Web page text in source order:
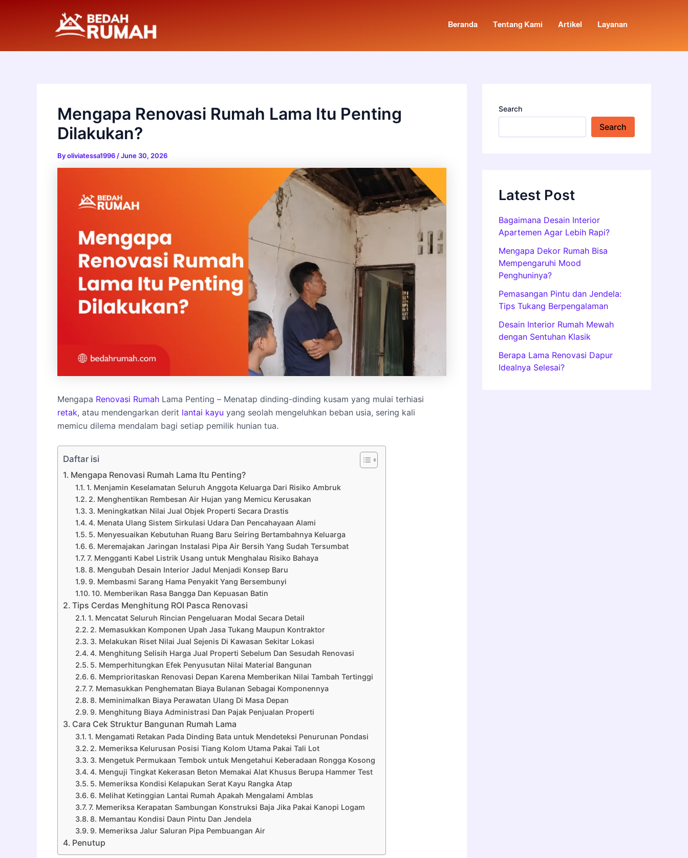
Beranda Tentang Kami Artikel Layanan
Mengapa Renovasi Rumah Lama Itu Penting
Dilakukan?
Byoliviatessa1996 /June 30, 2026
Mengapa Renovasi Rumah Lama Penting – Menatap dinding-dinding kusam yang mulai terhiasi
retak, atau mendengarkan derit lantai kayu yang seolah mengeluhkan beban usia, sering kali
memicu dilema mendalam bagi setiap pemilik hunian tua.
Daftar isi
Mengapa Renovasi Rumah Lama Itu Penting?
1. Menjamin Keselamatan Seluruh Anggota Keluarga Dari Risiko Ambruk
2. Menghentikan Rembesan Air Hujan yang Memicu Kerusakan
3. Meningkatkan Nilai Jual Objek Properti Secara Drastis
4. Menata Ulang Sistem Sirkulasi Udara Dan Pencahayaan Alami
5. Menyesuaikan Kebutuhan Ruang Baru Seiring Bertambahnya Keluarga
6. Meremajakan Jaringan Instalasi Pipa Air Bersih Yang Sudah Tersumbat
7. Mengganti Kabel Listrik Usang untuk Menghalau Risiko Bahaya
8. Mengubah Desain Interior Jadul Menjadi Konsep Baru
9. Membasmi Sarang Hama Penyakit Yang Bersembunyi
10. Memberikan Rasa Bangga Dan Kepuasan Batin
Tips Cerdas Menghitung ROI Pasca Renovasi
1. Mencatat Seluruh Rincian Pengeluaran Modal Secara Detail
2. Memasukkan Komponen Upah Jasa Tukang Maupun Kontraktor
3. Melakukan Riset Nilai Jual Sejenis Di Kawasan Sekitar Lokasi
4. Menghitung Selisih Harga Jual Properti Sebelum Dan Sesudah Renovasi
5. Memperhitungkan Efek Penyusutan Nilai Material Bangunan
6. Memprioritaskan Renovasi Depan Karena Memberikan Nilai Tambah Tertinggi
7. Memasukkan Penghematan Biaya Bulanan Sebagai Komponennya
8. Meminimalkan Biaya Perawatan Ulang Di Masa Depan
9. Menghitung Biaya Administrasi Dan Pajak Penjualan Properti
Cara Cek Struktur Bangunan Rumah Lama
1. Mengamati Retakan Pada Dinding Bata untuk Mendeteksi Penurunan Pondasi
2. Memeriksa Kelurusan Posisi Tiang Kolom Utama Pakai Tali Lot
3. Mengetuk Permukaan Tembok untuk Mengetahui Keberadaan Rongga Kosong
4. Menguji Tingkat Kekerasan Beton Memakai Alat Khusus Berupa Hammer Test
5. Memeriksa Kondisi Kelapukan Serat Kayu Rangka Atap
6. Melihat Ketinggian Lantai Rumah Apakah Mengalami Amblas
7. Memeriksa Kerapatan Sambungan Konstruksi Baja Jika Pakai Kanopi Logam
8. Memantau Kondisi Daun Pintu Dan Jendela
9. Memeriksa Jalur Saluran Pipa Pembuangan Air
Penutup
Search
Search
Latest Post
Bagaimana Desain Interior
Apartemen Agar Lebih Rapi?
Mengapa Dekor Rumah Bisa
Mempengaruhi Mood
Penghuninya?
Pemasangan Pintu dan Jendela:
Tips Tukang Berpengalaman
Desain Interior Rumah Mewah
dengan Sentuhan Klasik
Berapa Lama Renovasi Dapur
Idealnya Selesai?